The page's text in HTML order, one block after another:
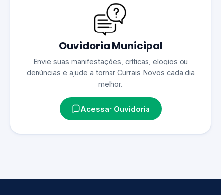
Ouvidoria Municipal
Envie suas manifestações, críticas, elogios ou
denúncias e ajude a tornar Currais Novos cada dia
melhor.
Acessar Ouvidoria